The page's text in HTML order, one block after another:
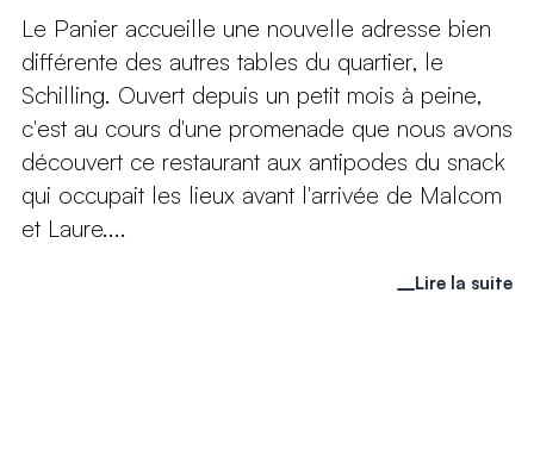
Le Panier accueille une nouvelle adresse bien
différente des autres tables du quartier, le
Schilling. Ouvert depuis un petit mois à peine,
c'est au cours d'une promenade que nous avons
découvert ce restaurant aux antipodes du snack
qui occupait les lieux avant l'arrivée de Malcom
et Laure....
Lire la suite